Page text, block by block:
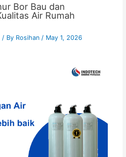
Bor Bau dan
Air Rumah
/ By Rosihan / May 1, 2026